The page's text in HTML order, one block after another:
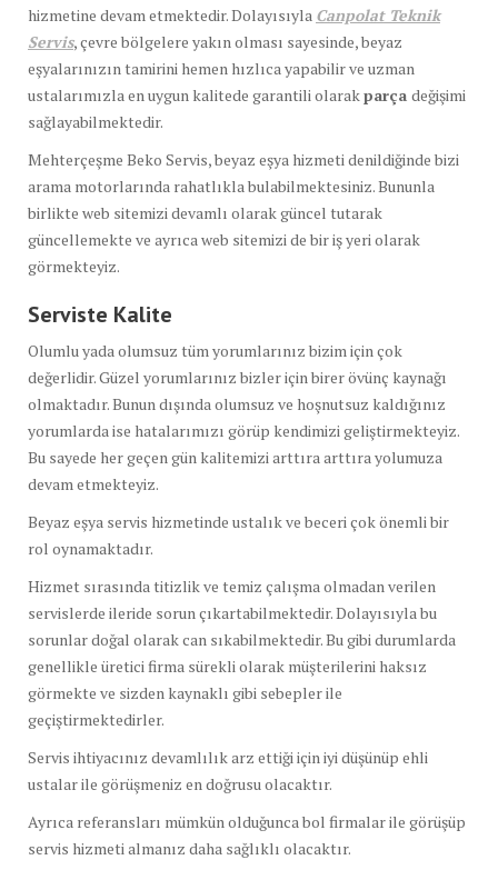
hizmetine devam etmektedir. Dolayısıyla Canpolat Teknik
Servis, çevre bölgelere yakın olması sayesinde, beyaz
eşyalarınızın tamirini hemen hızlıca yapabilir ve uzman
ustalarımızla en uygun kalitede garantili olarakparça değişimi
sağlayabilmektedir.
Mehterçeşme Beko Servis, beyaz eşya hizmeti denildiğinde bizi
arama motorlarında rahatlıkla bulabilmektesiniz. Bununla
birlikte web sitemizi devamlı olarak güncel tutarak
güncellemekte ve ayrıca web sitemizi de bir iş yeri olarak
görmekteyiz.
Serviste Kalite
Olumlu yada olumsuz tüm yorumlarınız bizim için çok
değerlidir. Güzel yorumlarınız bizler için birer övünç kaynağı
olmaktadır. Bunun dışında olumsuz ve hoşnutsuz kaldığınız
yorumlarda ise hatalarımızı görüp kendimizi geliştirmekteyiz.
Bu sayede her geçen gün kalitemizi arttıra arttıra yolumuza
devam etmekteyiz.
Beyaz eşya servis hizmetinde ustalık ve beceri çok önemli bir
rol oynamaktadır.
Hizmet sırasında titizlik ve temiz çalışma olmadan verilen
servislerde ileride sorun çıkartabilmektedir. Dolayısıyla bu
sorunlar doğal olarak can sıkabilmektedir. Bu gibi durumlarda
genellikle üretici firma sürekli olarak müşterilerini haksız
görmekte ve sizden kaynaklı gibi sebepler ile
geçiştirmektedirler.
Servis ihtiyacınız devamlılık arz ettiği için iyi düşünüp ehli
ustalar ile görüşmeniz en doğrusu olacaktır.
Ayrıca referansları mümkün olduğunca bol firmalar ile görüşüp
servis hizmeti almanız daha sağlıklı olacaktır.